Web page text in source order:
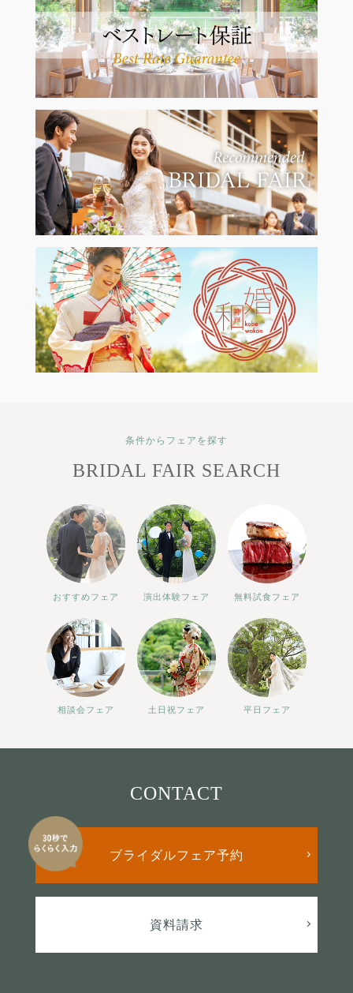
条件からフェアを探す
BRIDAL FAIR SEARCH
おすすめフェア 演出体験フェア 無料試食フェア
相談会フェア 土日祝フェア 平日フェア
CONTACT
ブライダルフェア予約
資料請求